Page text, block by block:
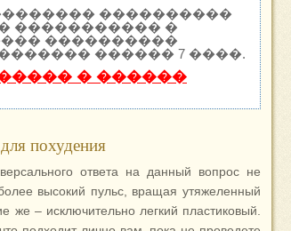
����������
����������� �
����������
������ 7 ����.
� ������
похудения
ответа на данный вопрос не
высокий пульс, вращая утяжеленный
же – исключительно легкий пластиковый.